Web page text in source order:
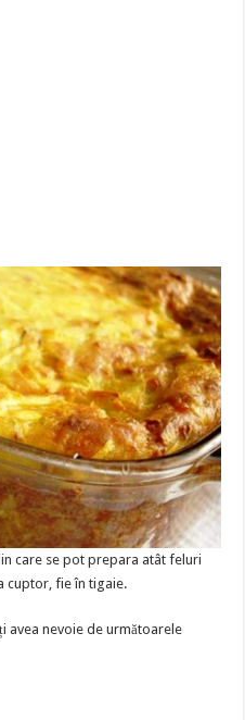
care se pot prepara atât feluri
cuptor, fie în tigaie.
avea nevoie de următoarele